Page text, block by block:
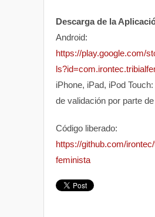
Descarga de la
Android:
https://play.google.com/
iPhone, iPad, iPod
de validación por parte
Código liberado:
https://github.com/
feminista